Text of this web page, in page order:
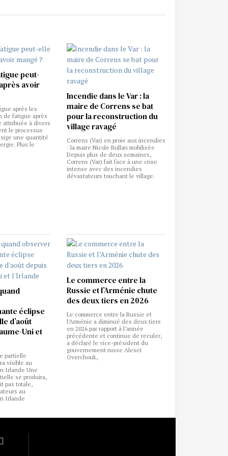
peut-
avoir
après les
de fatigue après
attribuée à divers
le processus
une quantité
Plus le
Incendie dans le Var : la
maire de Correns se bat
pour la reconstruction du
village ravagé
Correns (Var) en proie aux incendies
: la maire Nicole Rullan mobilisée
Depuis plus de deux semaines,
Correns (Var) fait face à une crise
intense avec des incendies
dévastateurs touchant le village.
éclipse
d’août
Uni et
partielle
visible au
Irlande Une
se produira,
pas totale,
au
Irlande
Le commerce entre la
Russie et l’Arménie chute
des deux tiers en 2026
Le commerce entre la Russie et
l’Arménie a diminué des deux tiers
en 2026 par rapport à l’année
précédente et continue de reculer,
a déclaré le vice-président du
gouvernement russe Alexeï
Overchouk,